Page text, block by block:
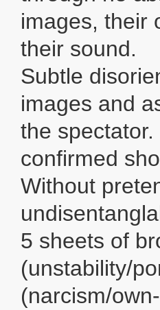
images, their
their sound.
Subtle
images and
the
confirmed
Without
5 sheets of
(unstability/
(narcism/